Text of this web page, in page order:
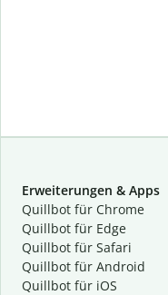
Erweiterungen & Apps
Quillbot für Chrome
Quillbot für Edge
Quillbot für Safari
Quillbot für Android
Quillbot für iOS